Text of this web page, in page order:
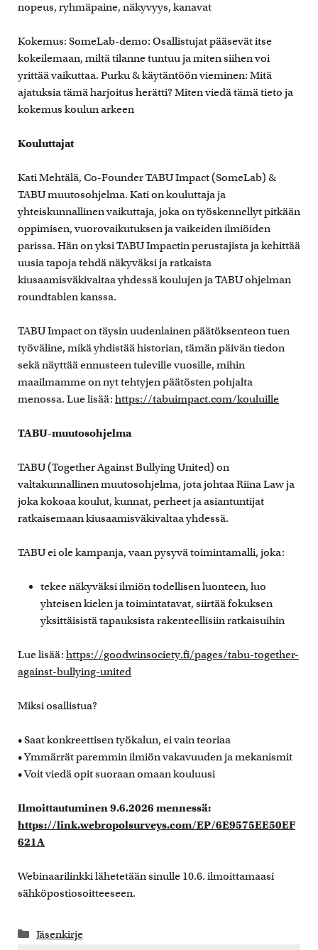
nopeus, ryhmäpaine, näkyvyys, kanavat
Kokemus: SomeLab-demo: Osallistujat pääsevät itse
kokeilemaan, miltä tilanne tuntuu ja miten siihen voi
yrittää vaikuttaa. Purku & käytäntöön vieminen: Mitä
ajatuksia tämä harjoitus herätti? Miten viedä tämä tieto ja
kokemus koulun arkeen
Kouluttajat
Kati Mehtälä, Co-Founder TABU Impact (SomeLab) &
TABU muutosohjelma. Kati on kouluttaja ja
yhteiskunnallinen vaikuttaja, joka on työskennellyt pitkään
oppimisen, vuorovaikutuksen ja vaikeiden ilmiöiden
parissa. Hän on yksi TABU Impactin perustajista ja kehittää
uusia tapoja tehdä näkyväksi ja ratkaista
kiusaamisväkivaltaa yhdessä koulujen ja TABU ohjelman
roundtablen kanssa.
TABU Impact on täysin uudenlainen päätöksenteon tuen
työväline, mikä yhdistää historian, tämän päivän tiedon
sekä näyttää ennusteen tuleville vuosille, mihin
maailmamme on nyt tehtyjen päätösten pohjalta
menossa. Lue lisää: https://tabuimpact.com/kouluille
TABU-muutosohjelma
TABU (Together Against Bullying United) on
valtakunnallinen muutosohjelma, jota johtaa Riina Law ja
joka kokoaa koulut, kunnat, perheet ja asiantuntijat
ratkaisemaan kiusaamisväkivaltaa yhdessä.
TABU ei ole kampanja, vaan pysyvä toimintamalli, joka:
tekee näkyväksi ilmiön todellisen luonteen, luo
yhteisen kielen ja toimintatavat, siirtää fokuksen
yksittäisistä tapauksista rakenteellisiin ratkaisuihin
Lue lisää: https://goodwinsociety.fi/pages/tabu-together-
against-bullying-united
Miksi osallistua?
• Saat konkreettisen työkalun, ei vain teoriaa
• Ymmärrät paremmin ilmiön vakavuuden ja mekanismit
• Voit viedä opit suoraan omaan kouluusi
Ilmoittautuminen 9.6.2026 mennessä:
https://link.webropolsurveys.com/EP/6E9575EE50EF
621A
Webinaarilinkki lähetetään sinulle 10.6. ilmoittamaasi
sähköpostiosoitteeseen.
Kategoriat
Jäsenkirje